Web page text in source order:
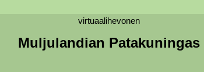
virtuaalihevonen
Muljulandian Patakuningas